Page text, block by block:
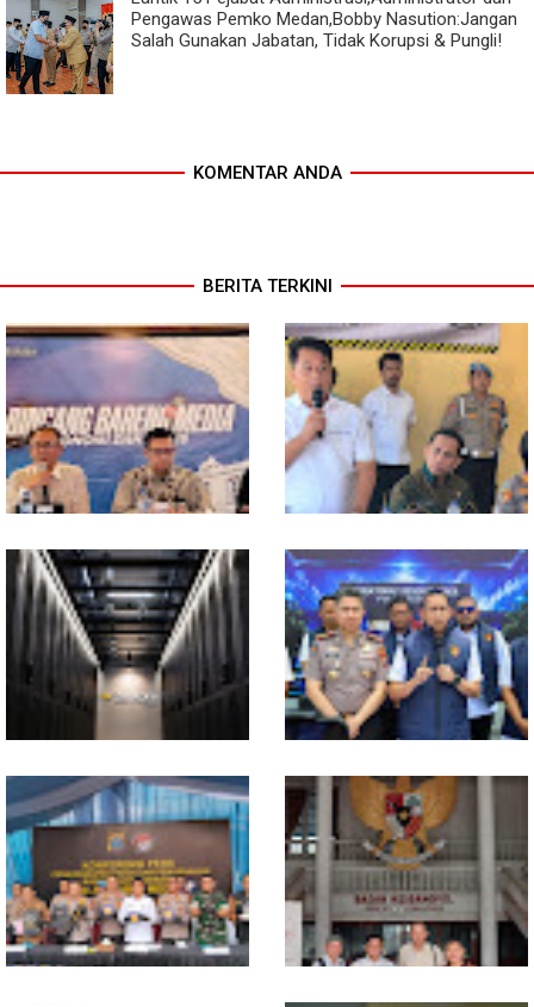
Pengawas Pemko Medan,Bobby Nasution:Jangan
Salah Gunakan Jabatan, Tidak Korupsi & Pungli!
KOMENTAR ANDA
BERITA TERKINI
Pertumbuhan Ekonomi Sumut
Triwulan II 2026 berkisar 5,06
Persen, BI : Konsumsi RT dan
Perdagangan CPO
Penyumbang Tertinggi
Polresta Deliserdang
Musnahkan 1,2 Kilo Gram
Sabu-sabu: Tiga Tersangka
Gagal Edarkan Ribuan Dosis
Narkoba
Indosat, Ooredoo Group,
Nokia, dan NVIDIA Luncurkan
Zankore by Indosat, Siap
Layani Kawasan Asia-Pasifik
dengan Platform Infrastruktur
AI Terintegerasi
Polda Sumut Bongkar Sindikat
Scamming Internasional di
Apartemen Medan, Korban
Rugi Rp6,7 Miliar